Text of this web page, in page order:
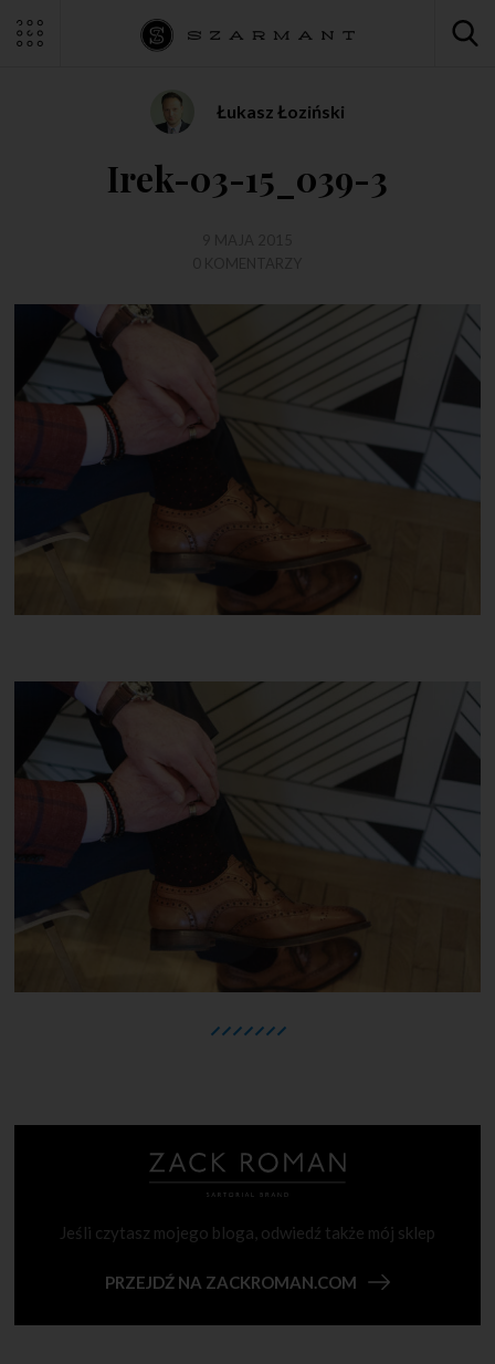
Łukasz Łoziński
Irek-03-15_039-3
Jeśli czytasz mojego bloga, odwiedź także mój sklep
PRZEJDŹ NA ZACKROMAN.COM